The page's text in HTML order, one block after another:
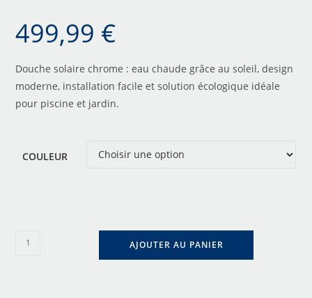
499,99 €
Douche solaire chrome : eau chaude grâce au soleil, design
moderne, installation facile et solution écologique idéale
pour piscine et jardin.
COULEUR
AJOUTER AU PANIER